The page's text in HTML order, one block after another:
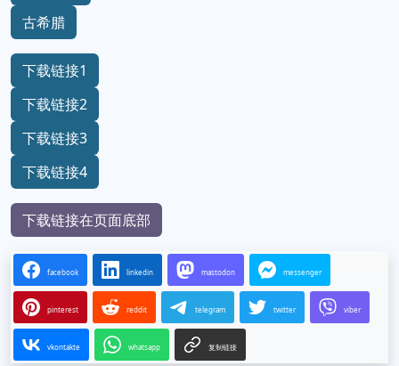
古希腊
下载链接1
下载链接2
下载链接3
下载链接4
下载链接在页面底部
facebook linkedin mastodon messenger
pinterest reddit telegram twitter viber
vkontakte whatsapp 复制链接